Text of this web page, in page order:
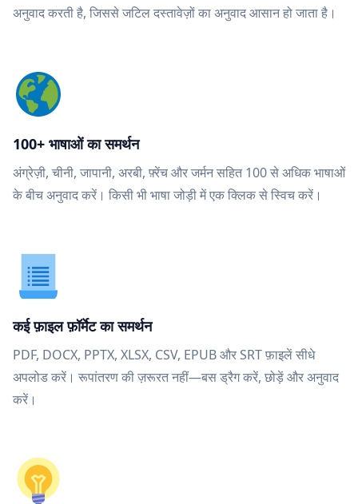
अनुवाद करती है, जिससे जटिल दस्तावेज़ों का अनुवाद आसान हो जाता है।
100+ भाषाओं का समर्थन
अंग्रेज़ी, चीनी, जापानी, अरबी, फ़्रेंच और जर्मन सहित 100 से अधिक भाषाओं
के बीच अनुवाद करें। किसी भी भाषा जोड़ी में एक क्लिक से स्विच करें।
कई फ़ाइल फ़ॉर्मेट का समर्थन
PDF, DOCX, PPTX, XLSX, CSV, EPUB और SRT फ़ाइलें सीधे
अपलोड करें। रूपांतरण की ज़रूरत नहीं—बस ड्रैग करें, छोड़ें और अनुवाद
करें।